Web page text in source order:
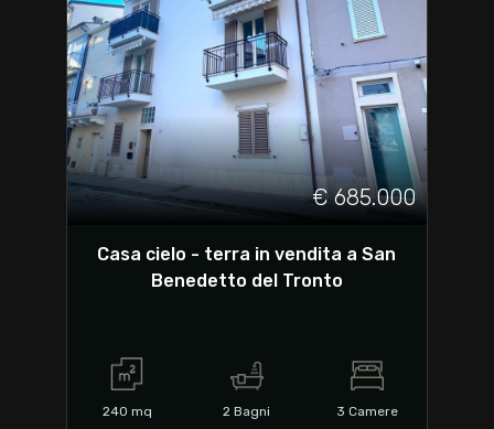
€ 685.000
Casa cielo - terra in vendita a San
Benedetto del Tronto
240 mq 2 Bagni 3 Camere